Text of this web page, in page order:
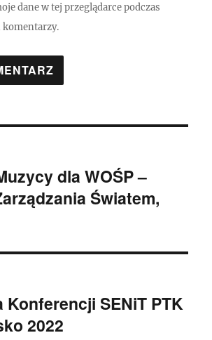
dane w tej przeglądarce podczas
komentarzy.
dla WOŚP –
Światem,
Konferencji SENiT PTK
2022